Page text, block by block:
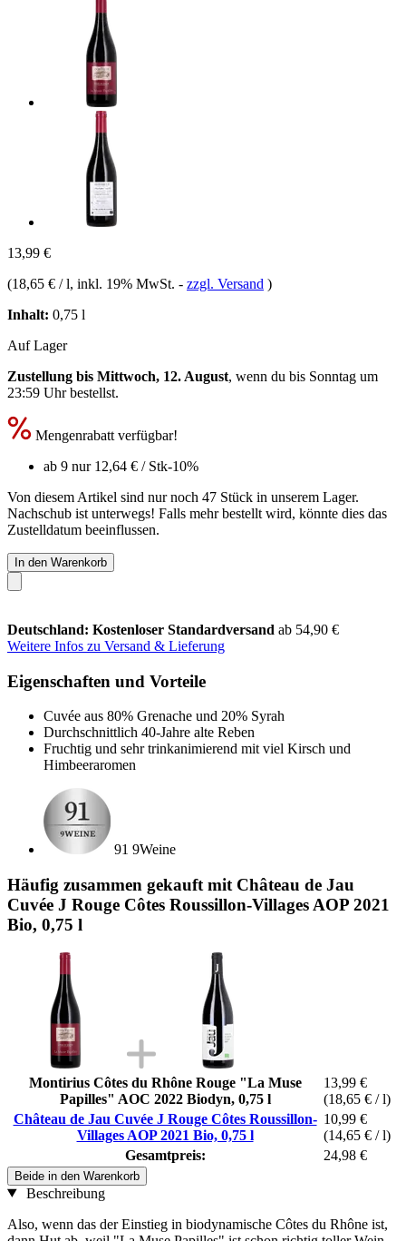
13,99 €
(18,65 € / l, inkl. 19% MwSt. - zzgl. Versand )
Inhalt: 0,75 l
Auf Lager
Zustellung bis Mittwoch, 12. August, wenn du bis Sonntag um
23:59 Uhrbestellst.
Mengenrabatt verfügbar!
ab 9 nur 12,64 € / Stk-10%
Von diesem Artikel sind nur noch 47 Stück in unserem Lager.
Nachschub ist unterwegs! Falls mehr bestellt wird, könnte dies das
Zustelldatum beeinflussen.
In den Warenkorb
Deutschland: Kostenloser Standardversand ab 54,90 €
Weitere Infos zu Versand & Lieferung
Eigenschaften und Vorteile
Cuvée aus 80% Grenache und 20% Syrah
Durchschnittlich 40-Jahre alte Reben
Fruchtig und sehr trinkanimierend mit viel Kirsch und
Himbeeraromen
91 9Weine
Häufig zusammen gekauft mit Château de Jau
Cuvée J Rouge Côtes Roussillon-Villages AOP 2021
Bio, 0,75 l
Montirius Côtes du Rhône Rouge "La Muse
Papilles" AOC 2022 Biodyn, 0,75 l
13,99 €
(18,65 € / l)
Château de Jau Cuvée J Rouge Côtes Roussillon-
Villages AOP 2021 Bio, 0,75 l
10,99 €
(14,65 € / l)
Gesamtpreis:
24,98 €
Beide in den Warenkorb
Beschreibung
Also, wenn das der Einstieg in biodynamische Côtes du Rhône ist,